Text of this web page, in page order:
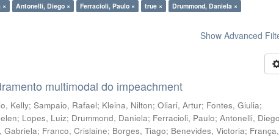
× Antonelli, Diego × Ferracioli, Paulo × true ×
Drummond, Daniela ×
Show Advanced
multimodal do impeachment
Kelly;Sampaio, Rafael; Kleina, Nilton;Oliari, Artur; Fontes, Giulia;
; Lopes, Luiz; Drummond, Daniela; Ferracioli, Paulo;Antonelli, Diego
Gabriela; Franco, Crislaine; Borges, Tiago; Benevides, Victoria; França,